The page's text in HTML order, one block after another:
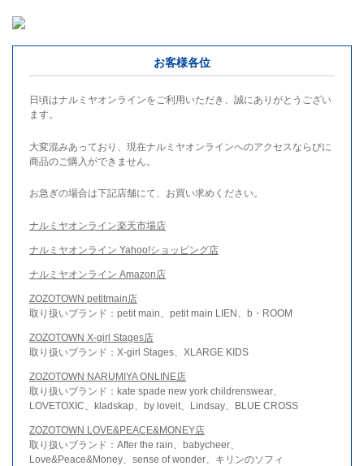
お客様各位
日頃はナルミヤオンラインをご利用いただき、誠にありがとうござい
ます。
大変混みあっており、現在ナルミヤオンラインへのアクセスならびに
商品のご購入ができません。
お急ぎの場合は下記店舗にて、お買い求めください。
ナルミヤオンライン楽天市場店
ナルミヤオンライン Yahoo!ショッピング店
ナルミヤオンライン Amazon店
ZOZOTOWN petitmain店
取り扱いブランド：petit main、petit main LIEN、b・ROOM
ZOZOTOWN X-girl Stages店
取り扱いブランド：X-girl Stages、XLARGE KIDS
ZOZOTOWN NARUMIYA ONLINE店
取り扱いブランド：kate spade new york childrenswear、
LOVETOXIC、kladskap、by loveit、Lindsay、BLUE CROSS
ZOZOTOWN LOVE&PEACE&MONEY店
取り扱いブランド：After the rain、babycheer、
Love&Peace&Money、sense of wonder、キリンのソフィ